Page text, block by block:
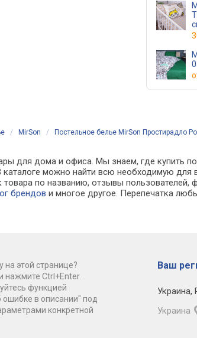
/ MirSon / Постельное белье MirSon Простирадло
для дома и офиса. Мы знаем, где купить
каталоге можно найти всю необходимую
по названию, отзывы пользователей,
брендов и многое другое. Перепечатка
на этой странице?
нажмите Ctrl+Enter.
функцией
в описании" под
конкретной
Ваш
Украина,
Украина